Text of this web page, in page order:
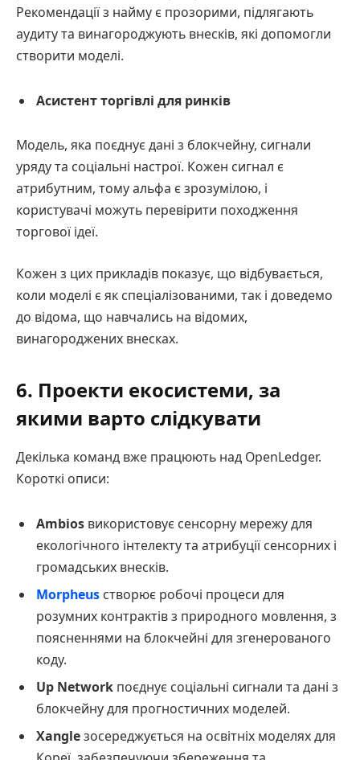
Рекомендації з найму є прозорими, підлягають
аудиту та винагороджують внесків, які допомогли
створити моделі.
Асистент торгівлі для ринків
Модель, яка поєднує дані з блокчейну, сигнали
уряду та соціальні настрої. Кожен сигнал є
атрибутним, тому альфа є зрозумілою, і
користувачі можуть перевірити походження
торгової ідеї.
Кожен з цих прикладів показує, що відбувається,
коли моделі є як спеціалізованими, так і доведемо
до відома, що навчались на відомих,
винагороджених внесках.
6. Проекти екосистеми, за
якими варто слідкувати
Декілька команд вже працюють над OpenLedger.
Короткі описи:
Ambios використовує сенсорну мережу для
екологічного інтелекту та атрибуції сенсорних і
громадських внесків.
Morpheus створює робочі процеси для
розумних контрактів з природного мовлення, з
поясненнями на блокчейні для згенерованого
коду.
Up Network поєднує соціальні сигнали та дані з
блокчейну для прогностичних моделей.
Xangleзосереджується на освітніх моделях для